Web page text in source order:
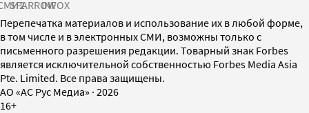
SPARROWINFOX
Перепечатка материалов и использование их в любой форме,
в том числе и в электронных СМИ, возможны только с
письменного разрешения редакции. Товарный знак Forbes
является исключительной собственностью Forbes Media Asia
Pte. Limited. Все права защищены.
AO «АС Рус Медиа» · 2026
16+